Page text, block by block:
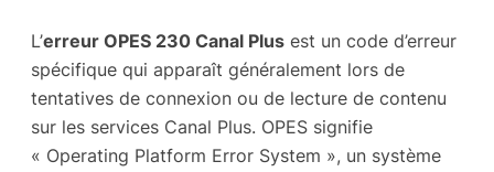
L’erreur OPES 230 Canal Plus est un code d’erreur
spécifique qui apparaît généralement lors de
tentatives de connexion ou de lecture de contenu
sur les services Canal Plus. OPES signifie
« Operating Platform Error System », un système